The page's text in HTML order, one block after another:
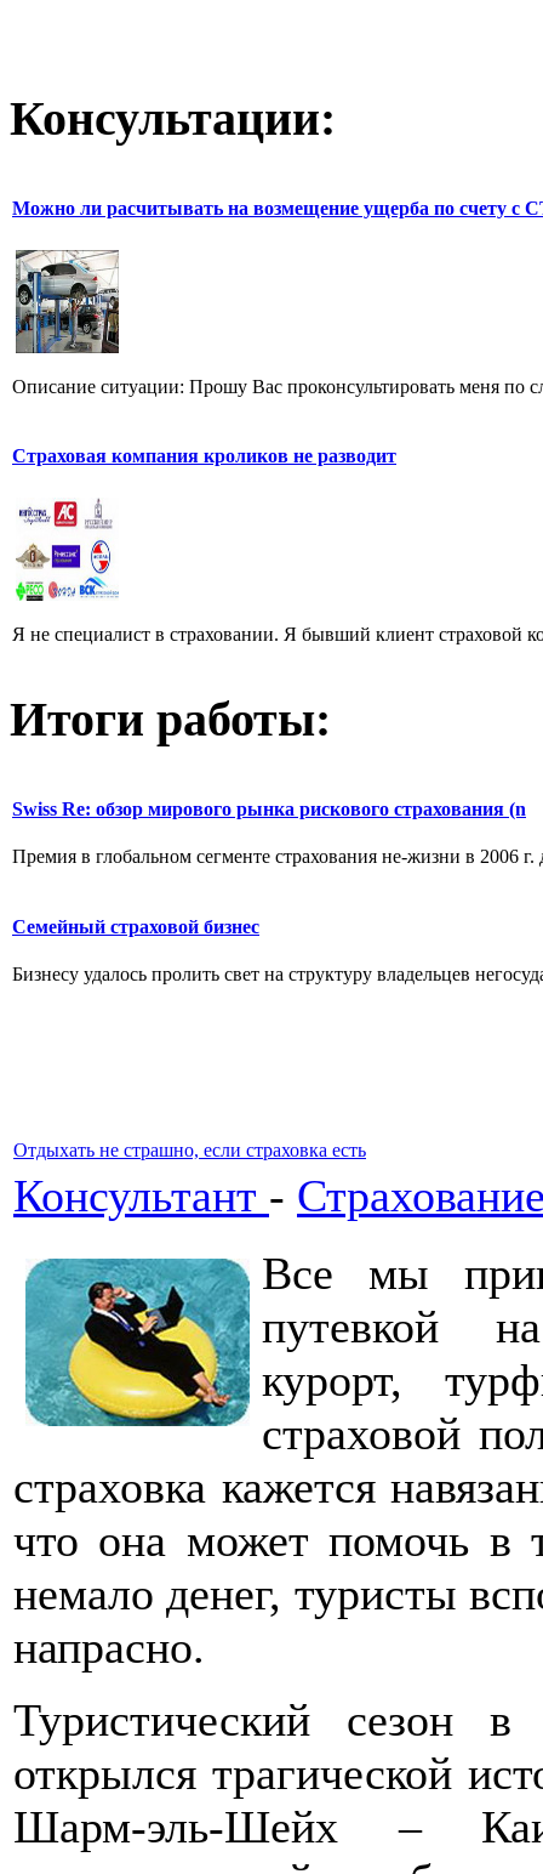
Консультации:
Можно ли расчитывать на возмещение ущерба по счету с
Описание ситуации: Прошу Вас проконсультировать меня по
Страховая компания кроликов не разводит
Я не специалист в страховании. Я бывший клиент страховой
Итоги работы:
Swiss Re: обзор мирового рынка рискового страхования (n
Премия в глобальном сегменте страхования не-жизни в 2006
Семейный страховой бизнес
Бизнесу удалось пролить свет на структуру владельцев
Отдыхать не страшно, если страховка есть
Консультант -
Все мы
путевкой
курорт,
страховой
страховка кажется
что она может помочь в
немало денег, туристы
напрасно.
Туристический сезон
открылся трагической
Шарм-эль-Шейх –